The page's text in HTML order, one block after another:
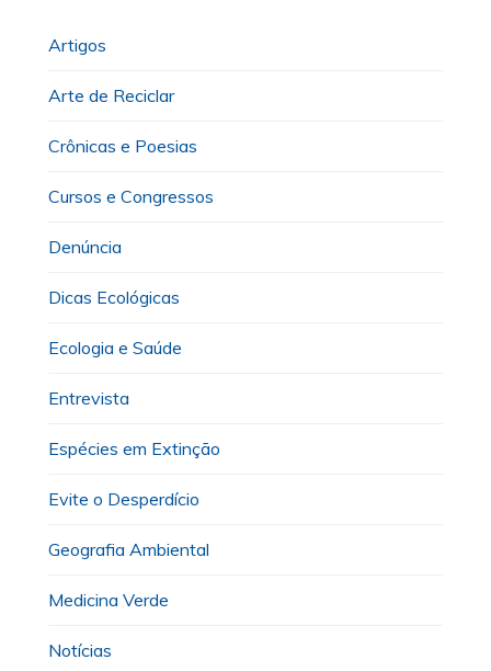
Artigos
Arte de Reciclar
Crônicas e Poesias
Cursos e Congressos
Denúncia
Dicas Ecológicas
Ecologia e Saúde
Entrevista
Espécies em Extinção
Evite o Desperdício
Geografia Ambiental
Medicina Verde
Notícias